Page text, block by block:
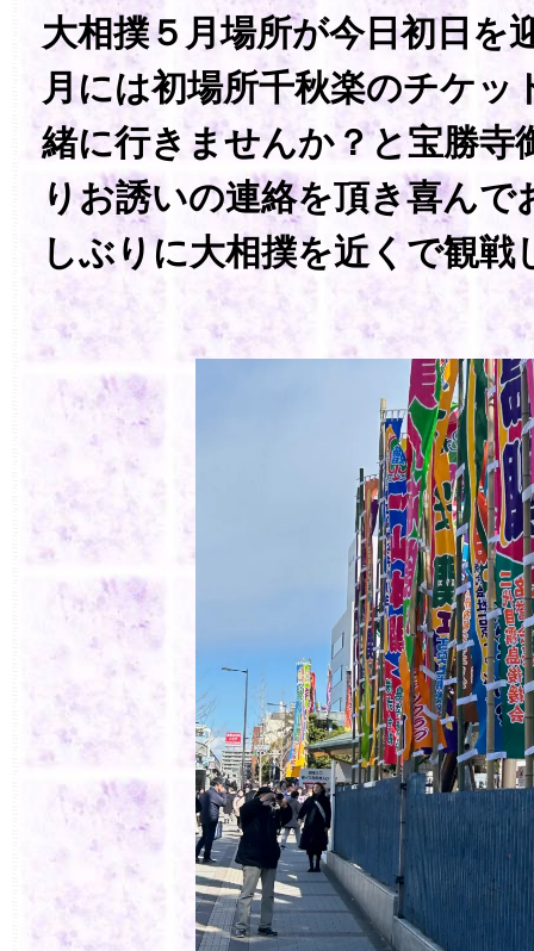
大相撲５月場所が今日初日を
月には初場所千秋楽のチケッ
緒に行きませんか？と宝勝寺
りお誘いの連絡を頂き喜んで
しぶりに大相撲を近くで観戦